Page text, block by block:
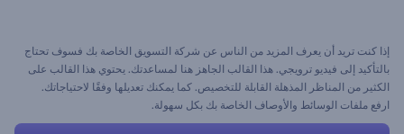
إذا كنت تريد أن يعرف المزيد من الناس عن شركة التسويق الخاصة بك فسوف تحتاج
بالتأكيد إلى فيديو ترويجي. هذا القالب الجاهز هنا لمساعدتك. يحتوي هذا القالب على
الكثير من المناظر المذهلة القابلة للتخصيص. كما يمكنك تعديلها وفقًا لاحتياجاتك.
ارفع ملفات الوسائط والأوصاف الخاصة بك بكل سهولة.